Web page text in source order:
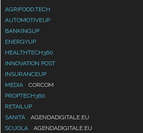
AGRIFOOD.TECH
AUTOMOTIVEUP
BANKINGUP
ENERGYUP
HEALTHTECH360
INNOVATION POST
INSURANCEUP
MEDIA
CORCOM
PROPTECH360
RETAILUP
SANITÀ
AGENDADIGITALE.EU
SCUOLA
AGENDADIGITALE.EU